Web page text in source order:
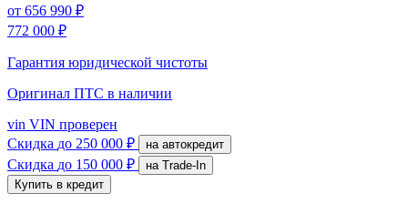
от 656 990 ₽
772 000 ₽
Гарантия юридической чистоты
Оригинал ПТС в наличии
vin VIN проверен
Скидка до 250 000 ₽ на автокредит
Скидка до 150 000 ₽
на Trade-In
Купить в кредит